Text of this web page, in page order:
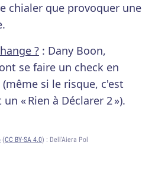
chialer que provoquer une
? : Dany Boon,
se faire un check en
si le risque, c'est
« Rien à Déclarer 2 »).
(CC BY-SA 4.0) : Dell'Aiera Pol